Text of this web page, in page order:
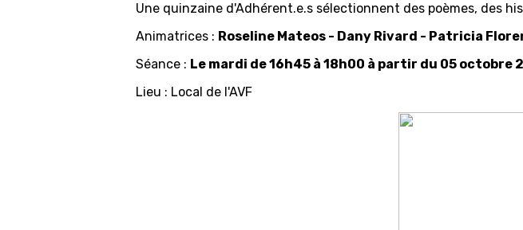
Une quinzaine d'Adhérent.e.s sélectionnent des poèmes, des
Animatrices : Roseline Mateos - Dany Rivard - Patricia
Séance : Le mardi de 16h45 à 18h00 à partir du 05 octobre
Lieu : Local de l'AVF